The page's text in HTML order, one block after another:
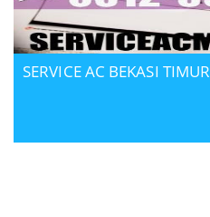
SERVICE AC BEKASI TIMUR